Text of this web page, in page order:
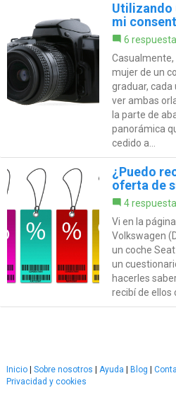
Utilizando
mi
6
mujer de un
graduar, cada
ver ambas
la parte de
panorámica
cedido a...
¿Puedo
oferta de
4
Vi en la
Volkswagen
un coche
un
hacerles
recibí de ellos
Inicio Sobre nosotros Ayuda Blog
Privacidad y cookies